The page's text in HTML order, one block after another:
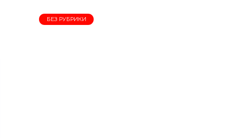
БЕЗ РУБРИКИ